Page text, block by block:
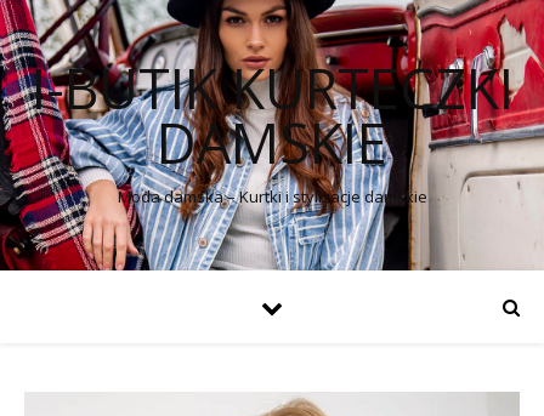
I-BUTIK KURTECZKI
DAMSKIE
Moda damska – Kurtki i stylizacje damskie